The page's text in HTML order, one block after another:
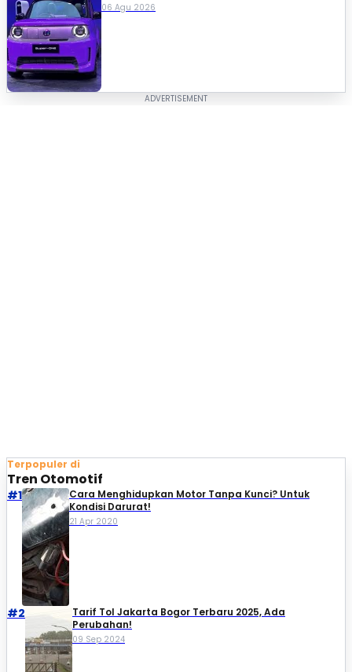
06 Agu 2026
Terpopuler di
Tren Otomotif
#1
Cara Menghidupkan Motor Tanpa Kunci? Untuk
Kondisi Darurat!
21 Apr 2020
#2
Tarif Tol Jakarta Bogor Terbaru 2025, Ada
Perubahan!
09 Sep 2024